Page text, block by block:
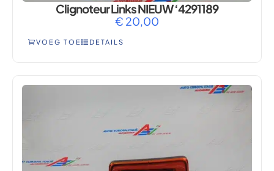
Clignoteur Links NIEUW ‘4291189
€ 20,00
VOEG TOE DETAILS